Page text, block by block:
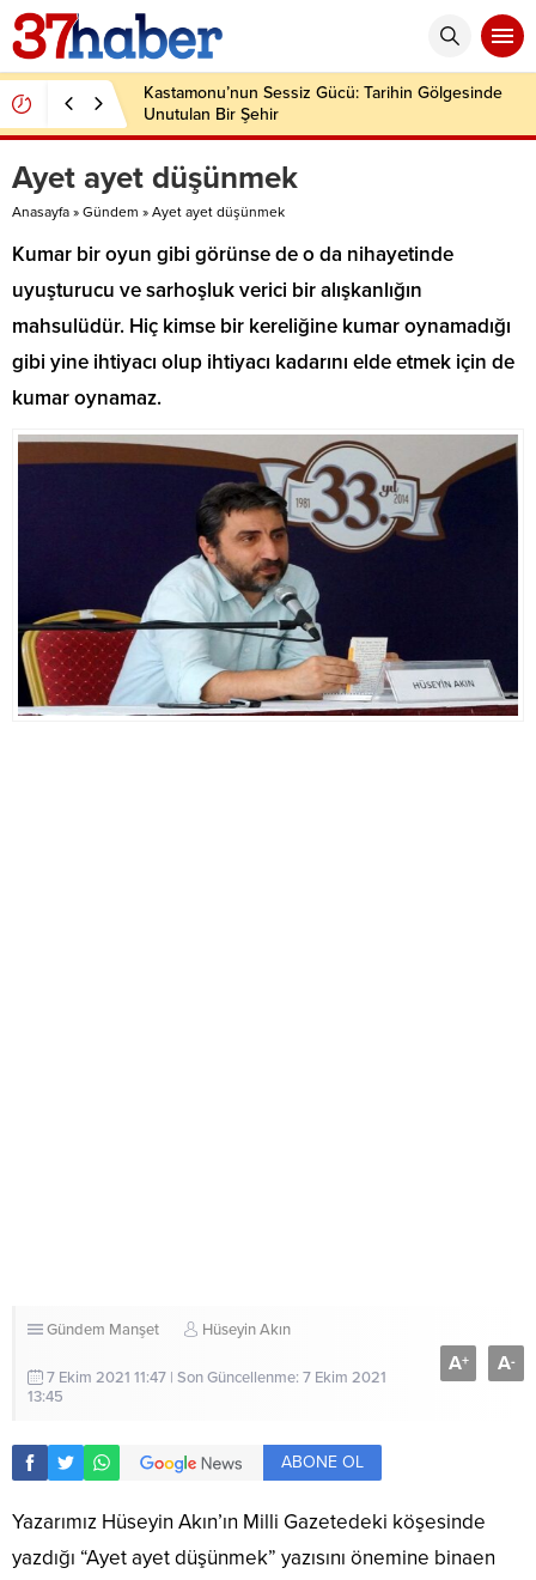
Kastamonu’nun Sessiz Gücü: Tarihin Gölgesinde
Unutulan Bir Şehir
Ayet ayet düşünmek
Anasayfa » Gündem » Ayet ayet düşünmek
Kumar bir oyun gibi görünse de o da nihayetinde
uyuşturucu ve sarhoşluk verici bir alışkanlığın
mahsulüdür. Hiç kimse bir kereliğine kumar oynamadığı
gibi yine ihtiyacı olup ihtiyacı kadarını elde etmek için de
kumar oynamaz.
Gündem Manşet Hüseyin Akın
7 Ekim 2021 11:47 | Son Güncellenme: 7 Ekim 2021
13:45
A+ A-
ABONE OL
Yazarımız Hüseyin Akın’ın Milli Gazetedeki köşesinde
yazdığı “Ayet ayet düşünmek” yazısını önemine binaen